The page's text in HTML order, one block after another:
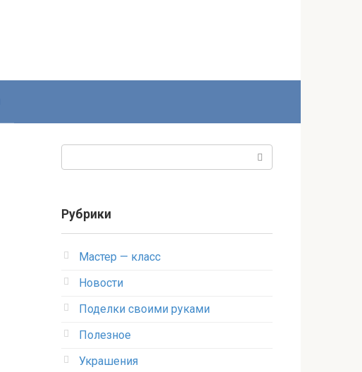
Рубрики
Мастер — класс
Новости
Поделки своими руками
Полезное
Украшения